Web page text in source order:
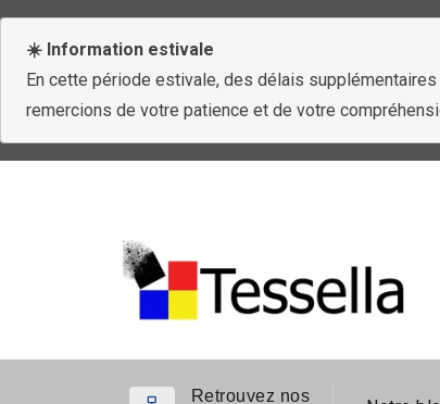
☀️ Information estivale
En cette période estivale, des délais
remercions de votre patience et de votre
Retrouvez nos